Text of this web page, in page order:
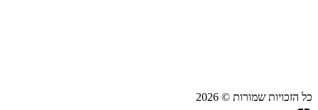
כל הזכויות שמורות © 2026